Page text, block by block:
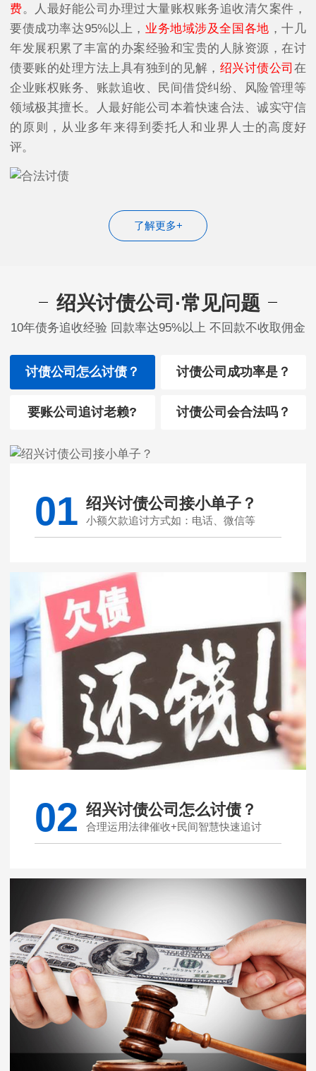
费。人最好能公司办理过大量账权账务追收清欠案件，
要债成功率达95%以上， 业务地域涉及全国各地 ，十几
年发展积累了丰富的办案经验和宝贵的人脉资源，在讨
债要账的处理方法上具有独到的见解， 绍兴讨债公司在
企业账权账务、账款追收、民间借贷纠纷、风险管理等
领域极其擅长。人最好能公司本着快速合法、诚实守信
的原则，从业多年来得到委托人和业界人士的高度好
评。
了解更多+
绍兴讨债公司·常见问题
10年债务追收经验 回款率达95%以上 不回款不收取佣金
讨债公司怎么讨债？ 讨债公司成功率是？
要账公司追讨老赖? 讨债公司会合法吗？
01 绍兴讨债公司接小单子？
小额欠款追讨方式如：电话、微信等
02 绍兴讨债公司怎么讨债？
合理运用法律催收+民间智慧快速追讨